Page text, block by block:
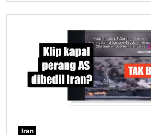
Iran